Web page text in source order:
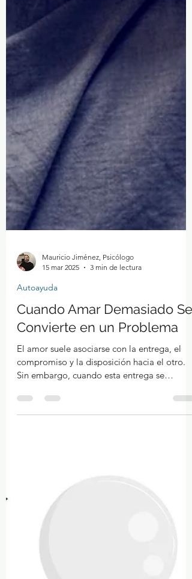
Mauricio Jiménez, Psicólogo
Autoayuda
Cuando Amar Demasiado Se
Convierte en un Problema
El amor suele asociarse con la entrega, el
compromiso y la disposición hacia el otro.